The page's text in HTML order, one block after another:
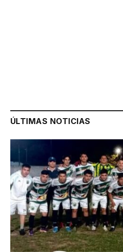
ÚLTIMAS NOTICIAS